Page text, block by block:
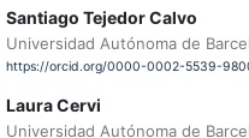
Santiago Tejedor Calvo
Universidad Autónoma de
https://orcid.org/0000-0002-5539-
Laura Cervi
Universidad Autónoma de